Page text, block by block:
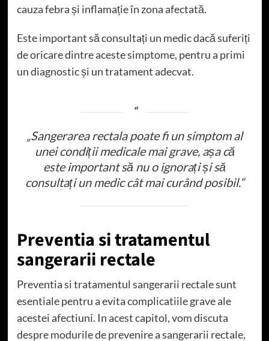
cauza febra și inflamație în zona afectată.
Este important să consultați un medic dacă suferiți
de oricare dintre aceste simptome, pentru a primi
un diagnostic și un tratament adecvat.
„Sangerarea rectala poate fi un simptom al
unei condiții medicale mai grave, așa că
este important să nu o ignorați și să
consultați un medic cât mai curând posibil.”
Preventia si tratamentul
sangerarii rectale
Preventia si tratamentul sangerarii rectale sunt
esentiale pentru a evita complicatiile grave ale
acestei afectiuni. In acest capitol, vom discuta
despre modurile de prevenire a sangerarii rectale,